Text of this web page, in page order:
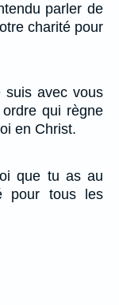
parler de
charité pour
suis avec vous
qui règne
en Christ.
que tu as au
pour tous les